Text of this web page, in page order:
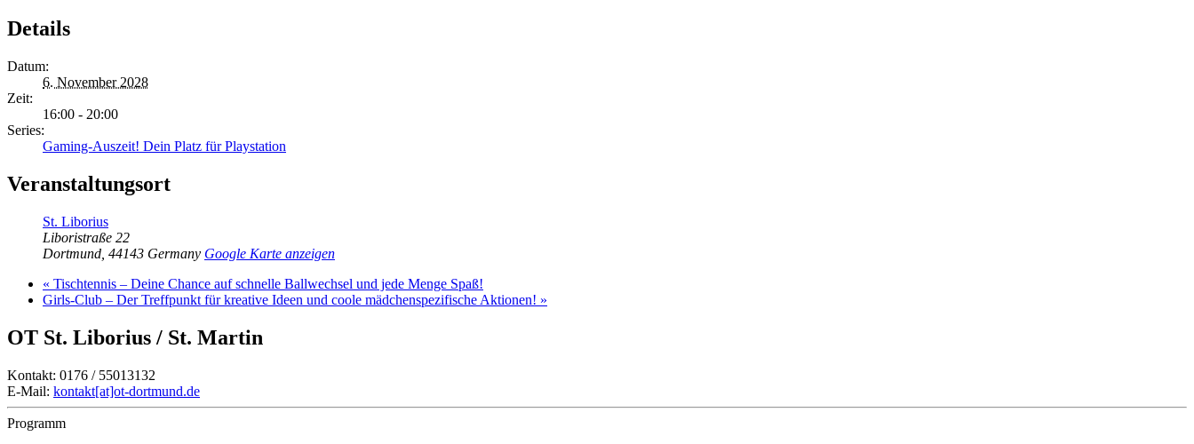
Details
Datum:
6. November 2028
Zeit:
16:00 - 20:00
Series:
Gaming-Auszeit! Dein Platz für Playstation
Veranstaltungsort
St. Liborius
Liboristraße 22
Dortmund 44143 Germany Google Karte anzeigen
« Tischtennis – Deine Chance auf schnelle Ballwechsel und jede Menge Spaß!
Girls-Club – Der Treffpunkt für kreative Ideen und coole mädchenspezifische Aktionen! »
OT St. Liborius / St. Martin
Kontakt: 0176 / 55013132
E-Mail: kontakt[at]ot-dortmund.de
Programm